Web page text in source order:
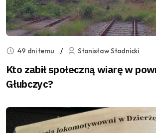
49 dni temu Stanisław Stadnicki
Kto zabił społeczną wiarę w
Głubczyc?